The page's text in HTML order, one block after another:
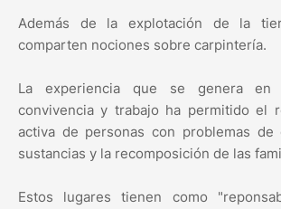
Además de la explotación de la
comparten nociones sobre carpintería.
La experiencia que se genera
convivencia y trabajo ha permitido el
activa de personas con problemas de
sustancias y la recomposición de las
Estos lugares tienen como